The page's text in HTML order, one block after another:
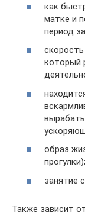
как
матке и
период
который
образ
прогулки);
занятие
Также зависит